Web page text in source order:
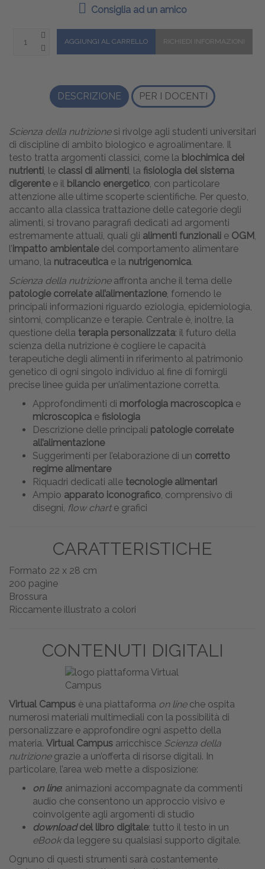
Consiglia ad un amico
DESCRIZIONE PER I DOCENTI
Scienza della nutrizionesi rivolge agli studenti universitari
di discipline di ambito biologico e agroalimentare. Il
testo tratta argomenti classici, come la biochimica dei
nutrienti , le classi di alimenti , la fisiologia del sistema
digerentee il bilancio energetico, con particolare
attenzione alle ultime scoperte scientifiche. Per questo,
accanto alla classica trattazione delle categorie degli
alimenti, si trovano paragrafi dedicati ad argomenti
estremamente attuali, quali gli alimenti funzionali e OGM,
l’ impatto ambientaledel comportamento alimentare
umano, la nutraceutica e la nutrigenomica.
Scienza della nutrizioneaffronta anche il tema delle
patologie correlate all’alimentazione, fornendo le
principali informazioni riguardo eziologia, epidemiologia,
sintomi, complicanze e terapie. Centrale è, inoltre, la
questione della terapia personalizzata: il futuro della
scienza della nutrizione è cogliere le capacità
terapeutiche degli alimenti in riferimento al patrimonio
genetico di ogni singolo individuo al fine di fornirgli
precise linee guida per un’alimentazione corretta.
Approfondimenti di morfologia macroscopica e
microscopica e fisiologia
Descrizione delle principali patologie correlate
all’alimentazione
Suggerimenti per l’elaborazione di un corretto
regime alimentare
Riquadri dedicati alle tecnologie alimentari
Ampio apparato iconografico, comprensivo di
disegni, flow charte grafici
CARATTERISTICHE
Formato 22 x 28 cm
200 pagine
Brossura
Riccamente illustrato a colori
CONTENUTI DIGITALI
Virtual Campus è una piattaforma on lineche ospita
numerosi materiali multimediali con la possibilità di
personalizzare e approfondire ogni aspetto della
materia. Virtual Campus arricchisce Scienza della
nutrizionegrazie a un’offerta di risorse digitali. In
particolare, l’area web mette a disposizione:
on line: animazioni accompagnate da commenti
audio che consentono un approccio visivo e
coinvolgente agli argomenti di studio
downloaddel libro digitale: tutto il testo in un
eBookda leggere su qualsiasi supporto digitale.
Ognuno di questi strumenti sarà costantemente